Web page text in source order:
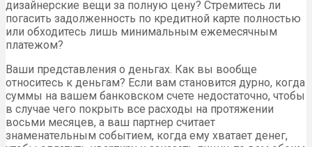
дизайнерские вещи за полную цену? Стремитесь ли
погасить задолженность по кредитной карте полностью
или обходитесь лишь минимальным ежемесячным
платежом?
Ваши представления о деньгах. Как вы вообще
относитесь к деньгам? Если вам становится дурно, когда
суммы на вашем банковском счете недостаточно, чтобы
в случае чего покрыть все расходы на протяжении
восьми месяцев, а ваш партнер считает
знаменательным событием, когда ему хватает денег,